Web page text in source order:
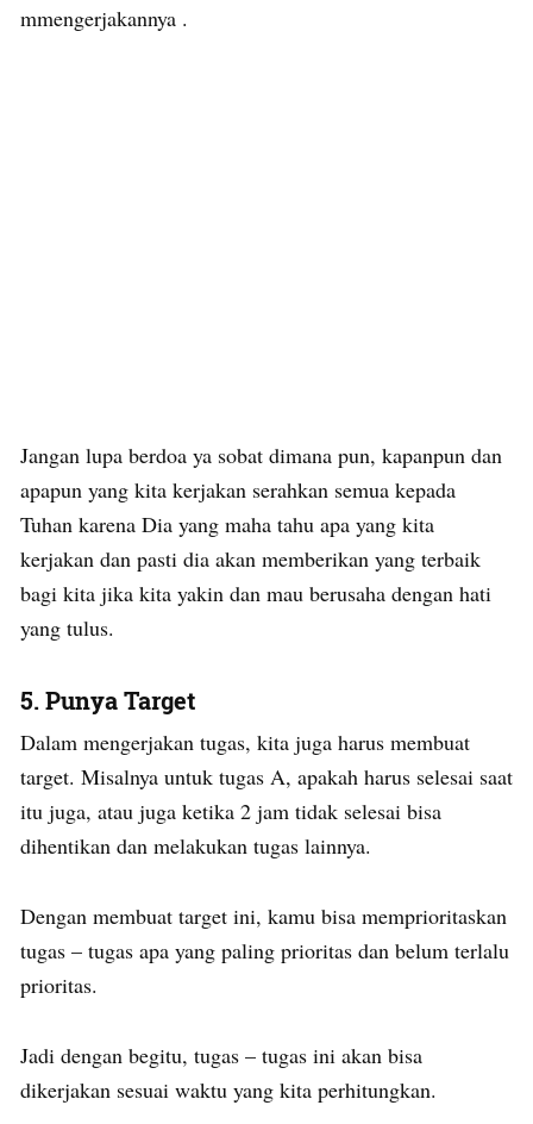
mmengerjakannya .
Jangan lupa berdoa ya sobat dimana pun, kapanpun dan
apapun yang kita kerjakan serahkan semua kepada
Tuhan karena Dia yang maha tahu apa yang kita
kerjakan dan pasti dia akan memberikan yang terbaik
bagi kita jika kita yakin dan mau berusaha dengan hati
yang tulus.
5. Punya Target
Dalam mengerjakan tugas, kita juga harus membuat
target. Misalnya untuk tugas A, apakah harus selesai saat
itu juga, atau juga ketika 2 jam tidak selesai bisa
dihentikan dan melakukan tugas lainnya.
Dengan membuat target ini, kamu bisa memprioritaskan
tugas – tugas apa yang paling prioritas dan belum terlalu
prioritas.
Jadi dengan begitu, tugas – tugas ini akan bisa
dikerjakan sesuai waktu yang kita perhitungkan.